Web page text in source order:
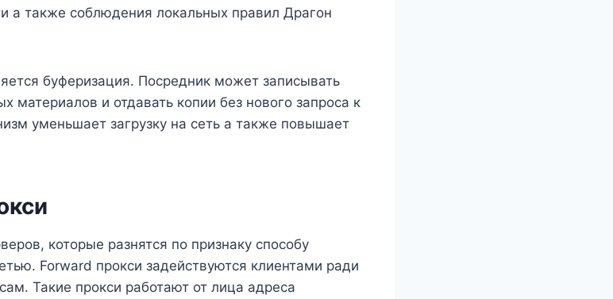
а также соблюдения локальных правил Драгон
буферизация. Посредник может записывать
материалов и отдавать копии без нового запроса к
уменьшает загрузку на сеть а также повышает
которые разнятся по признаку способу
Forward прокси задействуются клиентами ради
Такие прокси работают от лица адреса